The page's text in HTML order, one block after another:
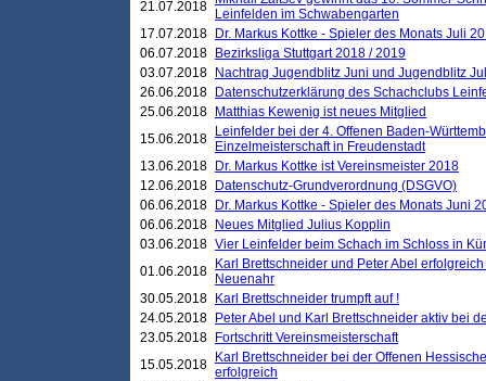
21.07.2018
Leinfelden im Schwabengarten
17.07.2018
Dr. Markus Kottke - Spieler des Monats Juli
06.07.2018
Bezirksliga Stuttgart 2018 / 2019
03.07.2018
Nachtrag Jugendblitz Juni und Jugendblitz
26.06.2018
Datenschutzerklärung des Schachclubs
25.06.2018
Matthias Kewenig ist neues Mitglied
15.06.2018
Leinfelder bei der 4. Offenen Baden-
Einzelmeisterschaft in Freudenstadt
13.06.2018
Dr. Markus Kottke ist Vereinsmeister 2018
12.06.2018
Datenschutz-Grundverordnung (DSGVO)
06.06.2018
Dr. Markus Kottke - Spieler des Monats Juni
06.06.2018
Neues Mitglied Julius Kopplin
03.06.2018 Vier Leinfelder beim Schach im Schloss in
01.06.2018
Karl Brettschneider und Peter Abel
Neuenahr
30.05.2018
Karl Brettschneider trumpft auf !
24.05.2018
Peter Abel und Karl Brettschneider aktiv bei
23.05.2018
Fortschritt Vereinsmeisterschaft
15.05.2018
Karl Brettschneider bei der Offenen
erfolgreich